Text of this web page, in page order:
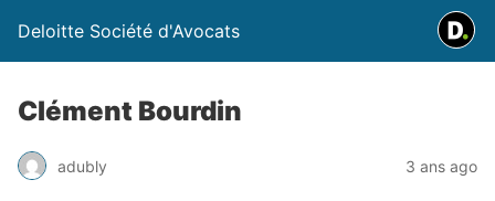
Deloitte Société d'Avocats
Clément Bourdin
adubly 3 ans ago